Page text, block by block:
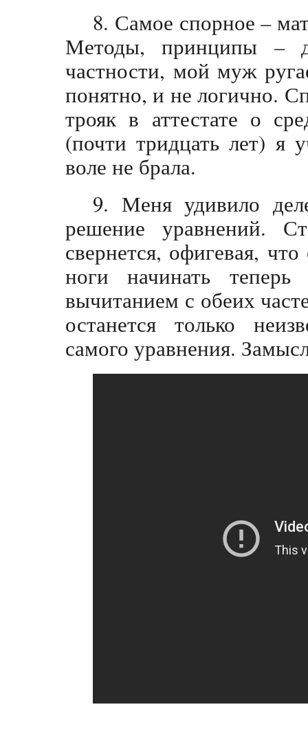
8. Самое спорное –
Методы, принципы –
частности, мой муж
понятно, и не логично.
трояк в аттестате о
(почти тридцать лет) я
воле не брала.
9. Меня удивило
решение уравнений.
свернется, офигевая,
ноги начинать
вычитанием с обеих
останется только
самого уравнения.